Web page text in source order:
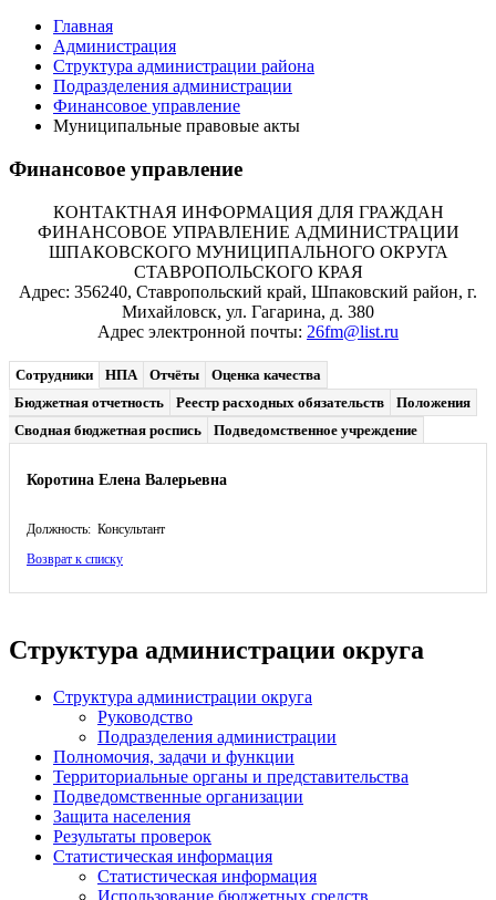
Главная
Администрация
Структура администрации района
Подразделения администрации
Финансовое управление
Муниципальные правовые акты
Финансовое управление
КОНТАКТНАЯ ИНФОРМАЦИЯ ДЛЯ ГРАЖДАН
ФИНАНСОВОЕ УПРАВЛЕНИЕ АДМИНИСТРАЦИИ
ШПАКОВСКОГО МУНИЦИПАЛЬНОГО ОКРУГА
СТАВРОПОЛЬСКОГО КРАЯ
Адрес: 356240, Ставропольский край, Шпаковский район, г.
Михайловск, ул. Гагарина, д. 380
Адрес электронной почты: 26fm@list.ru
Сотрудники НПА Отчёты
Оценка качества
Бюджетная отчетность
Реестр расходных обязательств
Положения
Сводная бюджетная роспись
Подведомственное учреждение
Коротина Елена Валерьевна
Должность: Консультант
Возврат к списку
Структура администрации округа
Структура администрации округа
Руководство
Подразделения администрации
Полномочия, задачи и функции
Территориальные органы и представительства
Подведомственные организации
Защита населения
Результаты проверок
Статистическая информация
Статистическая информация
Использование бюджетных средств